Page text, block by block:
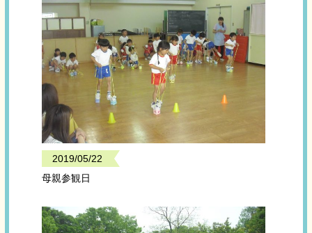
2019/05/22
母親参観日